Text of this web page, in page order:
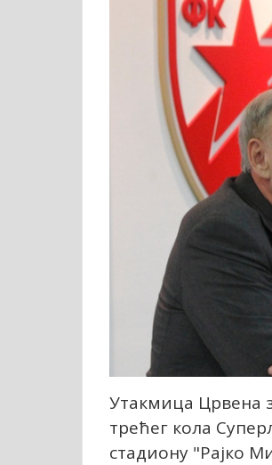
Утакмица Црвена
трећег кола
стадиону "Рајко